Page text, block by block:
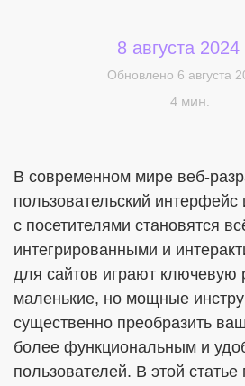
Меня интересует...
ОТПРАВИТЬ
8 августа 2024
Обновлено 6 августа
4 мин.
В современном мире веб-
пользовательский
с посетителями становятся
интегрированными и
для сайтов играют ключевую
маленькие, но мощные
существенно преобразить
более функциональным и
пользователей. В этой